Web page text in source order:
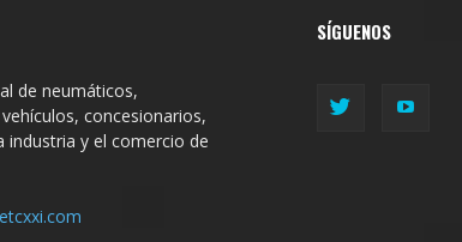
de neumáticos,
concesionarios,
industria y el comercio de
SÍGUENOS